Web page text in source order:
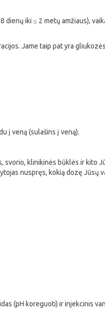
iki ≤ 2 metų amžiaus),
Jame taip pat yra
į veną (sulašins į veną).
svorio, klinikinės būklės ir kito
nuspręs, kokią dozę Jūsų
(pH koreguoti) ir injekcinis